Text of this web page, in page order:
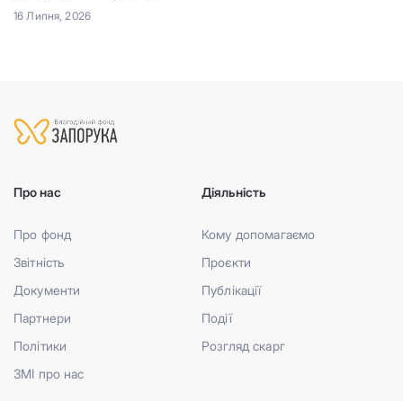
16 Липня, 2026
Про нас
Про фонд
Звітність
Документи
Партнери
Політики
ЗМІ про нас
Діяльність
Кому допомагаємо
Проєкти
Публікації
Події
Розгляд скарг